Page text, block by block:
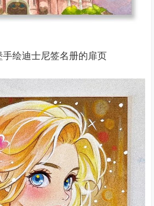
绘迪士尼签名册的扉页